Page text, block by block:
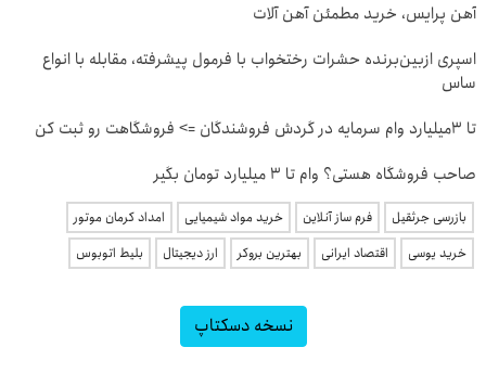
آهن پرایس، خرید مطمئن آهن آلات
اسپری ازبین‌برنده حشرات رختخواب با فرمول پیشرفته، مقابله با انواع
ساس
تا 3میلیارد وام سرمایه در گردش فروشندگان => فروشگاهت رو ثبت کن
صاحب فروشگاه هستی؟ وام تا ۳ میلیارد تومان بگیر
بازرسی جرثقیل فرم ساز آنلاین خرید مواد شیمیایی
امداد کرمان موتور
خرید یوسی
اقتصاد ایرانی بهترین بروکر ارز دیجیتال بلیط اتوبوس
نسخه دسکتاپ